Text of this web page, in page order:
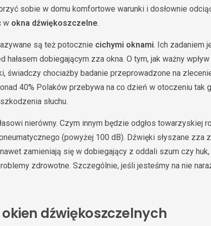
sobie w domu komfortowe warunki i dosłownie
w okna dźwiękoszczelne.
są też potocznie cichymi oknami. Ich zadaniem
hałasem dobiegającym zza okna. O tym, jak ważny
świadczy chociażby badanie przeprowadzone na
40% Polaków przebywa na co dzień w otoczeniu tak
słuchu.
nierówny. Czym innym będzie odgłos towarzyskiej
(powyżej 100 dB). Dźwięki słyszane zza
zamieniają się w dobiegający z oddali szum czy huk,
zdrowotne. Szczególnie, jeśli jesteśmy na nie
dźwiękoszczelnych